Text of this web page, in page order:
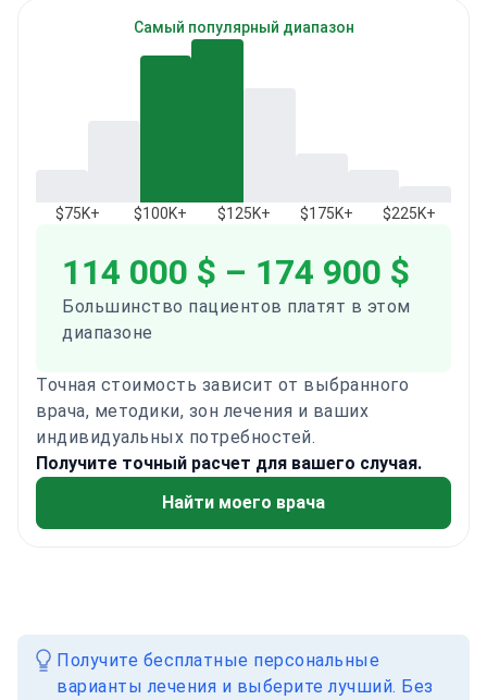
Самый популярный диапазон
$75K+ $100K+ $125K+ $175K+ $225K+
114 000 $ – 174 900 $
Большинство пациентов платят в этом
диапазоне
Точная стоимость зависит от выбранного
врача, методики, зон лечения и ваших
индивидуальных потребностей.
Получите точный расчет для вашего случая.
Найти моего врача
Получите бесплатные персональные
варианты лечения и выберите лучший. Без